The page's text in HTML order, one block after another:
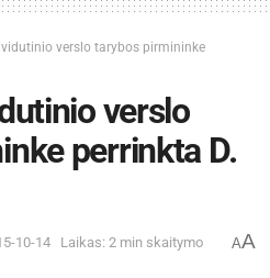
verslo tarybos pirmininke
verslo
perrinkta D.
10-14 Laikas: 2 min skaitymo AA